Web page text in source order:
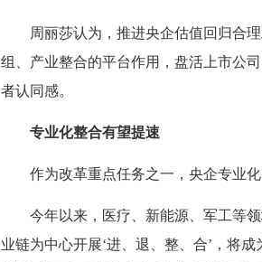
周丽莎认为，推进央企估值回归合理
组、产业整合的平台作用，盘活上市公
者认同感。
专业化整合有望提速
作为改革重点任务之一，央企专业化
今年以来，医疗、新能源、军工等领
业链为中心开展‘进、退、整、合’，将